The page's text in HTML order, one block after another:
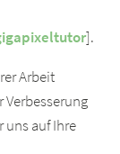
].
Arbeit
Verbesserung
auf Ihre